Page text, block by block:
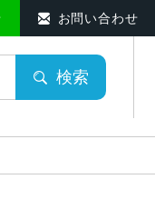
お問い合わせ
検索